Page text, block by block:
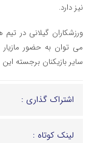
نیز دارد.
ورزشکاران گیلانی در
می توان به حضور
سایر بازیکنان برجسته
اشتراک گذاری :
لینک کوتاه :